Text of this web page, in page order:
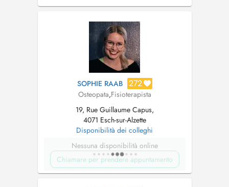
SOPHIE RAAB 272
Osteopata,Fisioterapista
19, Rue Guillaume Capus,
4071 Esch-sur-Alzette
Disponibilità dei colleghi
Nessuna disponibilità online
Chiamare per prendere appuntamento